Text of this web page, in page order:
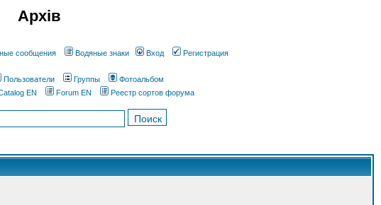
Архів
сообщения Водяные знаки Вход Регистрация
Пользователи Группы
Фотоальбом
EN Forum EN Реестр сортов форума